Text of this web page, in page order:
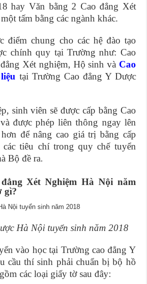
hay Văn bằng 2 Cao đẳng Xét
tấm bằng các ngành khác.
điểm chung cho các hệ đào tạo
chính quy tại Trường như: Cao
Xét nghiệm, Hộ sinh và Cao
tại Trường Cao đẳng Y Dược
sinh viên sẽ được cấp bằng Cao
được phép liên thông ngay lên
để nâng cao giá trị bằng cấp
tiêu chí trong quy chế tuyển
Bộ đề ra.
Xét Nghiệm Hà Nội năm
gì?
Hà Nội tuyển sinh năm 2018
vào học tại Trường cao đẳng Y
cầu thí sinh phải chuẩn bị bộ hồ
các loại giấy tờ sau đây: